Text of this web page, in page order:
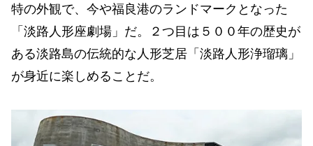
特の外観で、今や福良港のランドマークとなった
「淡路人形座劇場」だ。２つ目は５００年の歴史が
ある淡路島の伝統的な人形芝居「淡路人形浄瑠璃」
が身近に楽しめることだ。